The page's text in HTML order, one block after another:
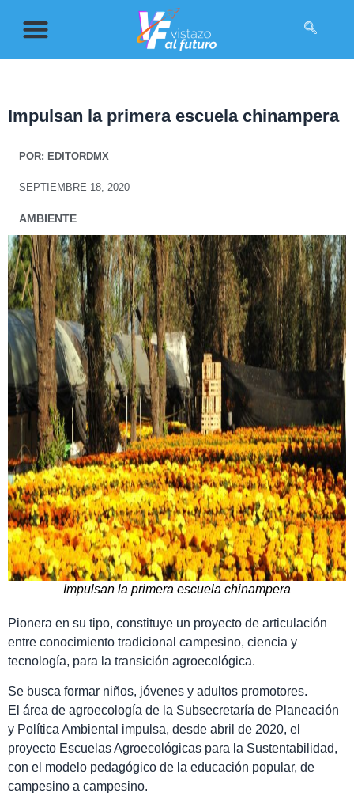
Impulsan la primera escuela chinampera
POR: EDITORDMX
SEPTIEMBRE 18, 2020
AMBIENTE
Impulsan la primera escuela chinampera
Pionera en su tipo, constituye un proyecto de articulación
entre conocimiento tradicional campesino, ciencia y
tecnología, para la transición agroecológica.
Se busca formar niños, jóvenes y adultos promotores.
El área de agroecología de la Subsecretaría de Planeación
y Política Ambiental impulsa, desde abril de 2020, el
proyecto Escuelas Agroecológicas para la Sustentabilidad,
con el modelo pedagógico de la educación popular, de
campesino a campesino.